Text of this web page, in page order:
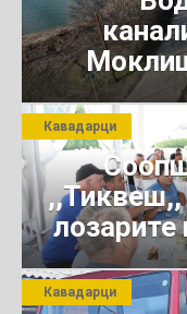
,,Тиквеш,,
лозарите
Кавадарци
Кавадарци